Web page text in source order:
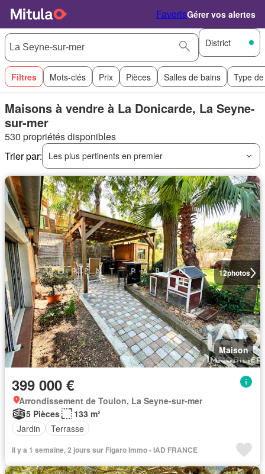
FavorisGérer vos alertes
District
Filtres Mots-clés Prix Pièces Salles de bains Type
Maisons à vendre à La Donicarde, La Seyne-
sur-mer
530 propriétés disponibles
Trier par:
Les plus pertinents en premier
12photos
Maison
399 000 €
Arrondissement de Toulon, La Seyne-sur-mer
5 Pièces
133 m²
Jardin
Terrasse
Il y a 1 semaine, 2 jours sur Figaro Immo - IAD FRANCE